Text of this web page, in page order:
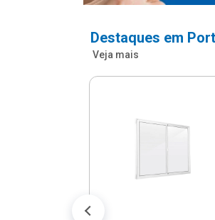
Destaques em
Veja mais